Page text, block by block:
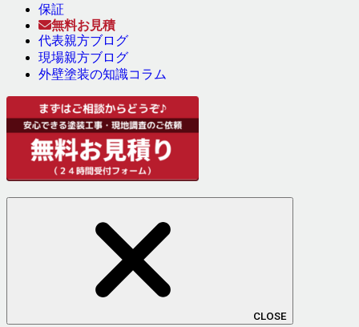
保証
無料お見積
代表親方ブログ
現場親方ブログ
外壁塗装の知識コラム
CLOSE